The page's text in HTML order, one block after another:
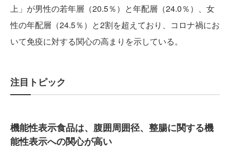
上」が男性の若年層（20.5％）と年配層（24.0％）、女
性の年配層（24.5％）と2割を超えており、コロナ禍にお
いて免疫に対する関心の高まりを示している。
注⽬トピック
機能性表示食品は、腹囲周囲径、整腸に関する機
能性表示への関心が高い